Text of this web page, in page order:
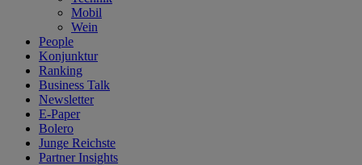
Mobil
Wein
People
Konjunktur
Ranking
Business Talk
Newsletter
E-Paper
Bolero
Junge Reichste
Partner Insights